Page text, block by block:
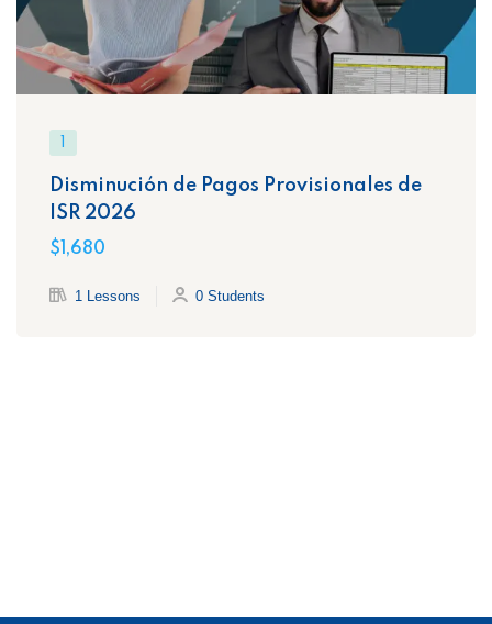
Disminución de Pagos Provisionales de
ISR 2026
$1,680
1 Lessons 0 Students